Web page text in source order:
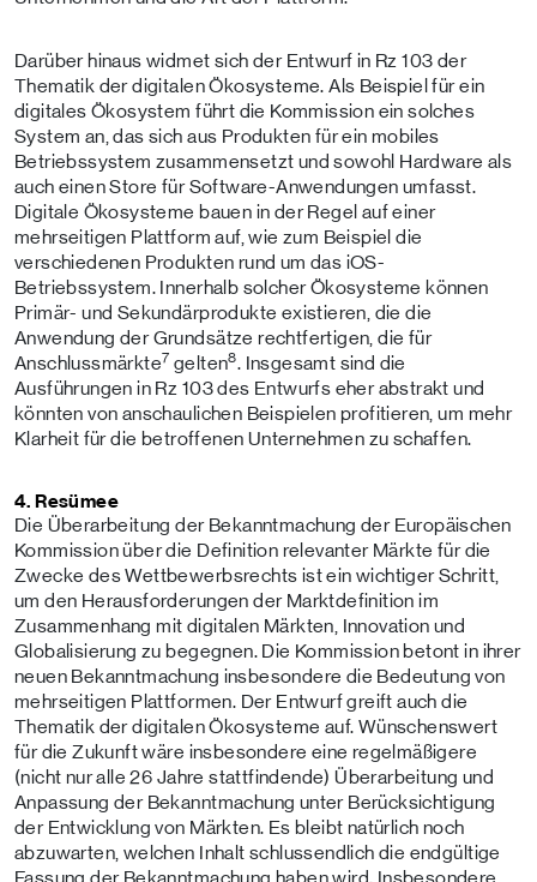
Darüber hinaus widmet sich der Entwurf in Rz 103 der
Thematik der digitalen Ökosysteme. Als Beispiel für ein
digitales Ökosystem führt die Kommission ein solches
System an, das sich aus Produkten für ein mobiles
Betriebssystem zusammensetzt und sowohl Hardware als
auch einen Store für Software-Anwendungen umfasst.
Digitale Ökosysteme bauen in der Regel auf einer
mehrseitigen Plattform auf, wie zum Beispiel die
verschiedenen Produkten rund um das iOS-
Betriebssystem. Innerhalb solcher Ökosysteme können
Primär- und Sekundärprodukte existieren, die die
Anwendung der Grundsätze rechtfertigen, die für
Anschlussmärkte7 gelten8. Insgesamt sind die
Ausführungen in Rz 103 des Entwurfs eher abstrakt und
könnten von anschaulichen Beispielen profitieren, um mehr
Klarheit für die betroffenen Unternehmen zu schaffen.
4. Resümee
Die Überarbeitung der Bekanntmachung der Europäischen
Kommission über die Definition relevanter Märkte für die
Zwecke des Wettbewerbsrechts ist ein wichtiger Schritt,
um den Herausforderungen der Marktdefinition im
Zusammenhang mit digitalen Märkten, Innovation und
Globalisierung zu begegnen. Die Kommission betont in ihrer
neuen Bekanntmachung insbesondere die Bedeutung von
mehrseitigen Plattformen. Der Entwurf greift auch die
Thematik der digitalen Ökosysteme auf. Wünschenswert
für die Zukunft wäre insbesondere eine regelmäßigere
(nicht nur alle 26 Jahre stattfindende) Überarbeitung und
Anpassung der Bekanntmachung unter Berücksichtigung
der Entwicklung von Märkten. Es bleibt natürlich noch
abzuwarten, welchen Inhalt schlussendlich die endgültige